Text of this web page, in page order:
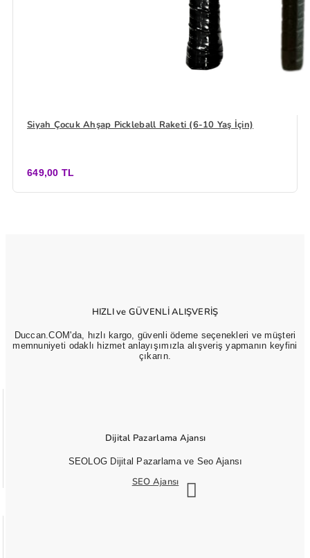
Siyah Çocuk Ahşap Pickleball Raketi (6-10 Yaş İçin)
649,00 TL
HIZLI ve GÜVENLİ ALIŞVERİŞ
Duccan.COM'da, hızlı kargo, güvenli ödeme seçenekleri ve müşteri
memnuniyeti odaklı hizmet anlayışımızla alışveriş yapmanın keyfini
çıkarın.
Dijital Pazarlama Ajansı
SEOLOG Dijital Pazarlama ve Seo Ajansı
SEO Ajansı